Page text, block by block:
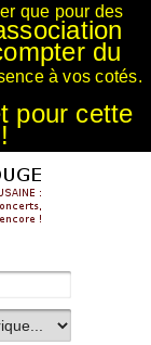
que pour des
du
à vos cotés.
pour cette